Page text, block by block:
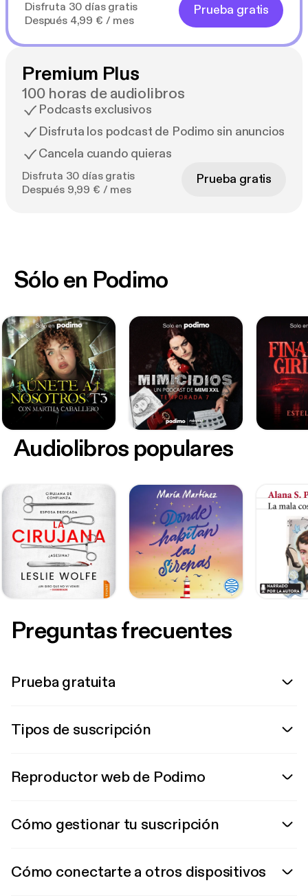
Disfruta 30 días gratis
Después 4,99 € / mes
Prueba gratis
Premium Plus
100 horas de audiolibros
Podcasts exclusivos
Disfruta los podcast de Podimo sin anuncios
Cancela cuando quieras
Disfruta 30 días gratis
Después 9,99 € / mes
Prueba gratis
Sólo en Podimo
Audiolibros populares
Preguntas frecuentes
Prueba gratuita
Tipos de suscripción
Reproductor web de Podimo
Cómo gestionar tu suscripción
Cómo conectarte a otros dispositivos